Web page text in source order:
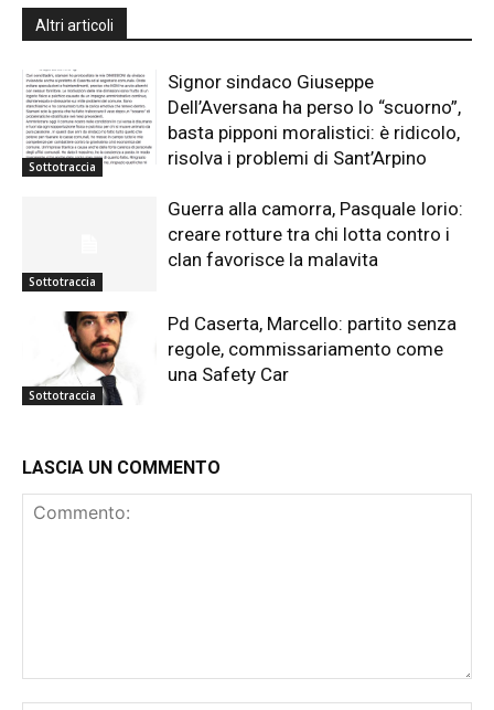
Altri articoli
Sottotraccia
Signor sindaco Giuseppe
Dell’Aversana ha perso lo “scuorno”,
basta pipponi moralistici: è ridicolo,
risolva i problemi di Sant’Arpino
Sottotraccia
Guerra alla camorra, Pasquale Iorio:
creare rotture tra chi lotta contro i
clan favorisce la malavita
Sottotraccia
Pd Caserta, Marcello: partito senza
regole, commissariamento come
una Safety Car
LASCIA UN COMMENTO